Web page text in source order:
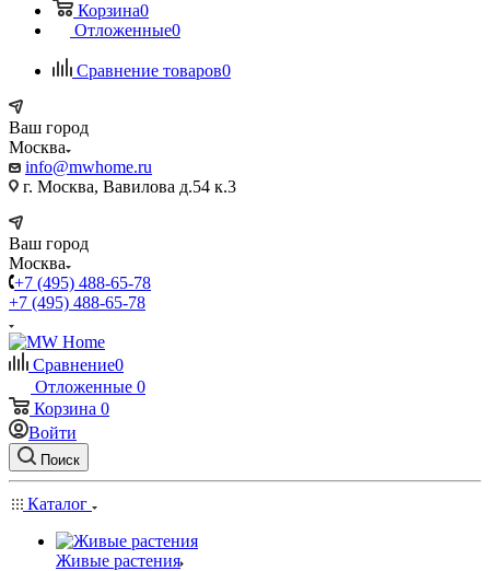
Корзина0
Отложенные0
Сравнение товаров0
Ваш город
Москва
info@mwhome.ru
г. Москва, Вавилова д.54 к.3
Ваш город
Москва
+7 (495) 488-65-78
+7 (495) 488-65-78
Сравнение0
Отложенные 0
Корзина 0
Войти
Поиск
Каталог
Живые растения